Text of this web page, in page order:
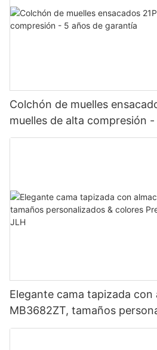
Colchón de muelles
muelles de alta compresión
Elegante cama tapizada con
MB3682ZT, tamaños
Precio de fábrica - Muebles